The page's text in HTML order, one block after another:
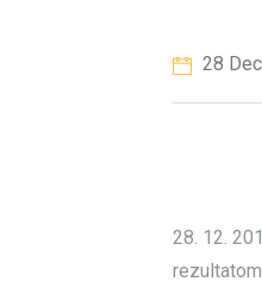
28
28. 12.